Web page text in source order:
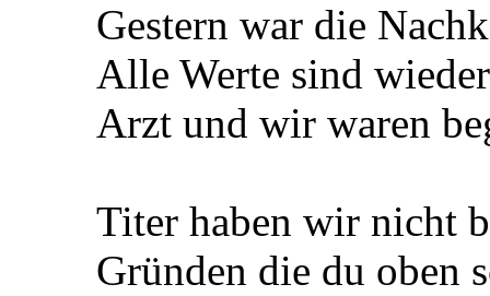
Gestern war die
Alle Werte sind
Arzt und wir waren
Titer haben wir nicht
Gründen die du oben